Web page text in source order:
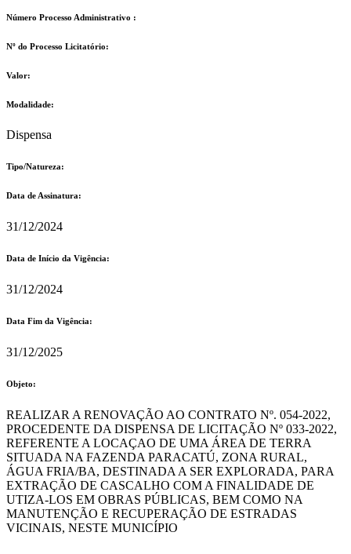
Número Processo Administrativo :
Nº do Processo Licitatório:
Valor:
Modalidade:
Dispensa
Tipo/Natureza:
Data de Assinatura:
31/12/2024
Data de Início da Vigência:
31/12/2024
Data Fim da Vigência:
31/12/2025
Objeto:
REALIZAR A RENOVAÇÃO AO CONTRATO Nº. 054-2022,
PROCEDENTE DA DISPENSA DE LICITAÇÃO Nº 033-2022,
REFERENTE A LOCAÇAO DE UMA ÁREA DE TERRA
SITUADA NA FAZENDA PARACATÚ, ZONA RURAL,
ÁGUA FRIA/BA, DESTINADA A SER EXPLORADA, PARA
EXTRAÇÃO DE CASCALHO COM A FINALIDADE DE
UTIZA-LOS EM OBRAS PÚBLICAS, BEM COMO NA
MANUTENÇÃO E RECUPERAÇÃO DE ESTRADAS
VICINAIS, NESTE MUNICÍPIO